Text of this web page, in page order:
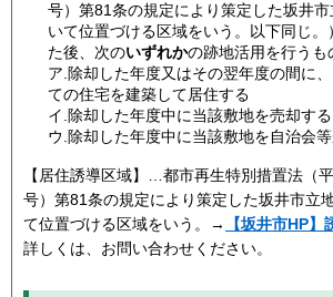
号）第81条の規定により策定した坂井
いて位置づける区域をいう。以下同じ。
た後、次のいずれかの跡地活用を行うも
ア.除却した年度又はその翌年度の間に
ての住宅を建築して居住する
イ.除却した年度中に当該敷地を売却する
ウ.除却した年度中に当該敷地を自治会
【居住誘導区域】…都市再生特別措置法（
号）第81条の規定により策定した坂井市立
て位置づける区域をいう。→
【坂井市HP
詳しくは、お問い合わせください。